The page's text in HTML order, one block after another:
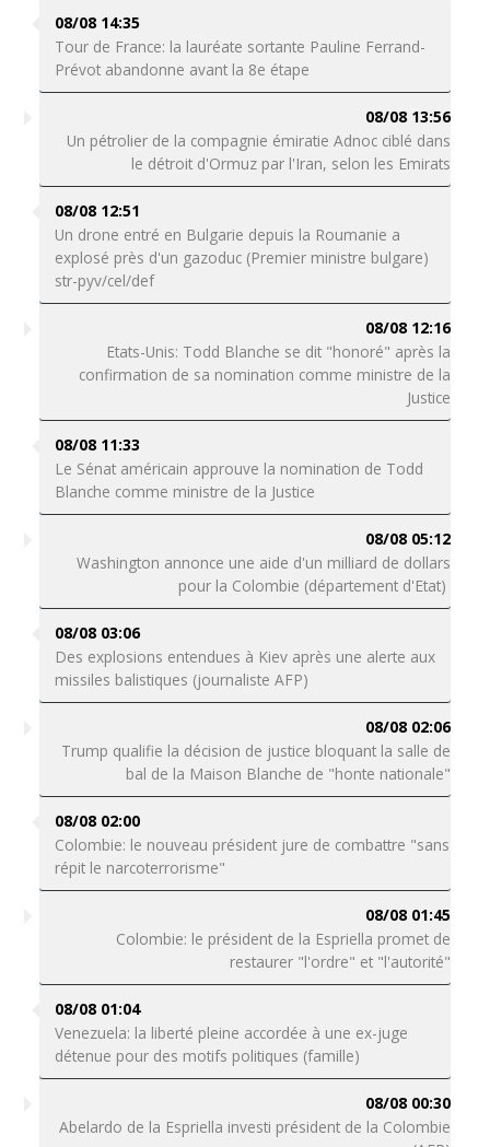
08/08 14:35
Tour de France: la lauréate sortante Pauline Ferrand-
Prévot abandonne avant la 8e étape
08/08 13:56
Un pétrolier de la compagnie émiratie Adnoc ciblé dans
le détroit d'Ormuz par l'Iran, selon les Emirats
08/08 12:51
Un drone entré en Bulgarie depuis la Roumanie a
explosé près d'un gazoduc (Premier ministre bulgare)
str-pyv/cel/def
08/08 12:16
Etats-Unis: Todd Blanche se dit "honoré" après la
confirmation de sa nomination comme ministre de la
Justice
08/08 11:33
Le Sénat américain approuve la nomination de Todd
Blanche comme ministre de la Justice
08/08 05:12
Washington annonce une aide d'un milliard de dollars
pour la Colombie (département d'Etat)
08/08 03:06
Des explosions entendues à Kiev après une alerte aux
missiles balistiques (journaliste AFP)
08/08 02:06
Trump qualifie la décision de justice bloquant la salle de
bal de la Maison Blanche de "honte nationale"
08/08 02:00
Colombie: le nouveau président jure de combattre "sans
répit le narcoterrorisme"
08/08 01:45
Colombie: le président de la Espriella promet de
restaurer "l'ordre" et "l'autorité"
08/08 01:04
Venezuela: la liberté pleine accordée à une ex-juge
détenue pour des motifs politiques (famille)
08/08 00:30
Abelardo de la Espriella investi président de la Colombie